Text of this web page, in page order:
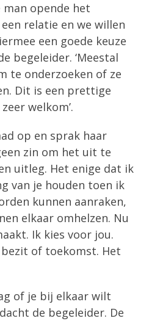
opende het
relatie en we willen
een goede keuze
begeleider. ‘Meestal
te onderzoeken of ze
Dit is een prettige
welkom’.
op en sprak haar
zin om het uit te
uitleg. Het enige dat ik
van je houden toen ik
kunnen aanraken,
elkaar omhelzen. Nu
Ik kies voor jou.
of toekomst. Het
of je bij elkaar wilt
de begeleider. De